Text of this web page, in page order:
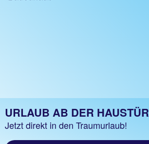
URLAUB AB DER HAUSTÜR
Jetzt direkt in den Traumurlaub!